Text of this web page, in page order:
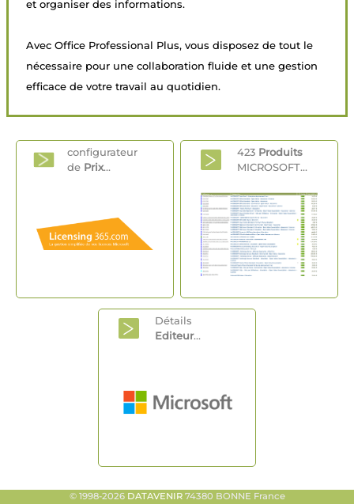
et organiser des informations.
Avec Office Professional Plus, vous disposez de tout le
nécessaire pour une collaboration fluide et une gestion
efficace de votre travail au quotidien.
configurateur
de Prix...
423 Produits
MICROSOFT...
Détails
Editeur...
© 1998-2026 DATAVENIR74380 BONNE France